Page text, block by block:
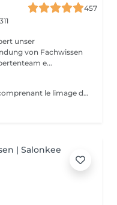
457
unser
von Fachwissen
Expertenteam e...
La manucure est un soin des mains comprenant le limage des ongles, la pousse et la coupe des cuticules, massage avec crème de soin et application d'un vernis transparent si désiré.